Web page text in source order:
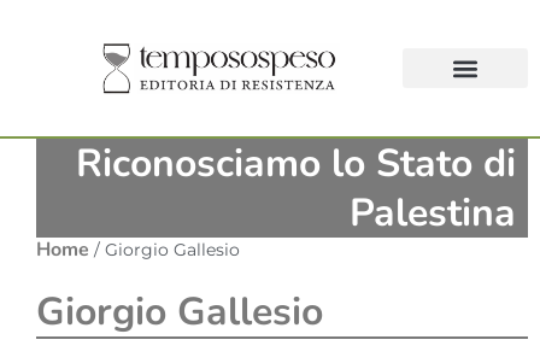
Riconosciamo lo Stato di
Palestina
Home / Giorgio Gallesio
Giorgio Gallesio